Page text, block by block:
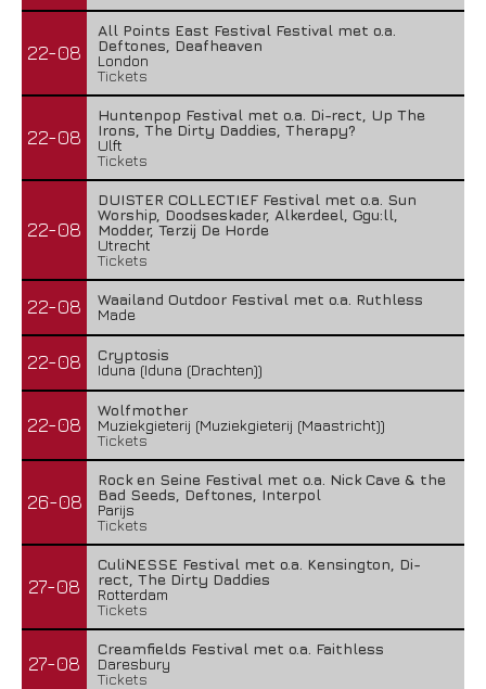
22-08
All Points East Festival Festival met o.a.
Deftones, Deafheaven
London
Tickets
22-08
Huntenpop Festival met o.a. Di-rect, Up The
Irons, The Dirty Daddies, Therapy?
Ulft
Tickets
22-08
DUISTER COLLECTIEF Festival met o.a. Sun
Worship, Doodseskader, Alkerdeel, Ggu:ll,
Modder, Terzij De Horde
Utrecht
Tickets
22-08
Waailand Outdoor Festival met o.a. Ruthless
Made
22-08
Cryptosis
Iduna (Iduna (Drachten))
22-08
Wolfmother
Muziekgieterij (Muziekgieterij (Maastricht))
Tickets
26-08
Rock en Seine Festival met o.a. Nick Cave & the
Bad Seeds, Deftones, Interpol
Parijs
Tickets
27-08
CuliNESSE Festival met o.a. Kensington, Di-
rect, The Dirty Daddies
Rotterdam
Tickets
27-08
Creamfields Festival met o.a. Faithless
Daresbury
Tickets